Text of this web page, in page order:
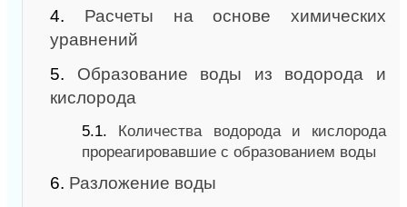
4. Расчеты на основе химических
уравнений
5. Образование воды из водорода и
кислорода
5.1.
Количества водорода и кислорода
прореагировавшие с образованием воды
6. Разложение воды